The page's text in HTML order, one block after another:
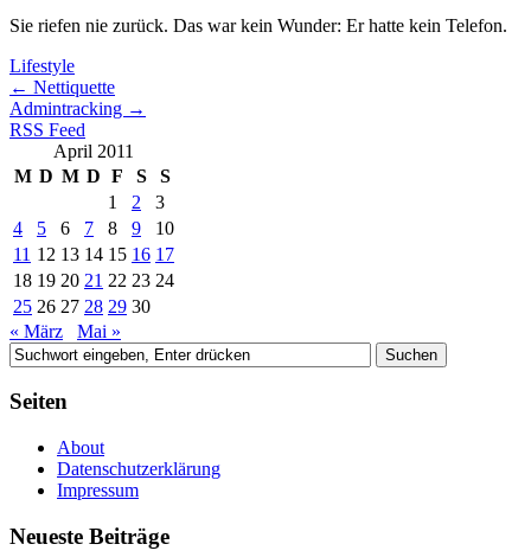
Sie riefen nie zurück. Das war kein Wunder: Er hatte kein Telefon.
Lifestyle
← Nettiquette
Admintracking →
RSS Feed
April 2011
M D M D F S
S
1
2
3
4
5 6 7 8 9
10
11 12 13 14 15 16 17
18 19 20 21 22 23 24
25 26 27 28 29 30
« März
Mai »
Seiten
About
Datenschutzerklärung
Impressum
Neueste Beiträge